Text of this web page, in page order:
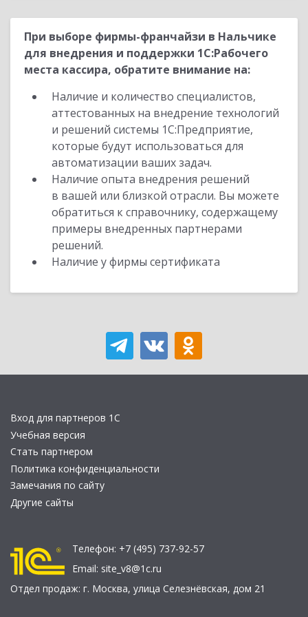
При выборе фирмы-франчайзи в Нальчике
для внедрения и поддержки 1С:Рабочего
места кассира, обратите внимание на:
Наличие и количество специалистов,
аттестованных на внедрение технологий
и решений системы 1С:Предприятие,
которые будут использоваться для
автоматизации ваших задач.
Наличие опыта внедрения решений
в вашей или близкой отрасли. Вы можете
обратиться к справочнику, содержащему
примеры внедренных партнерами
решений.
Наличие у фирмы сертификата
Вход для партнеров 1С
Учебная версия
Стать партнером
Политика конфиденциальности
Замечания по сайту
Другие сайты
Телефон: +7 (495) 737-92-57
Email: site_v8@1c.ru
Отдел продаж: г. Москва, улица Селезнёвская, дом 21